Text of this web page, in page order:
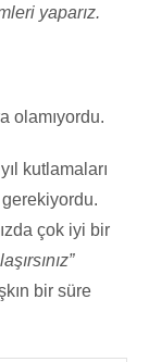
yaparız.
olamıyordu.
kutlamaları
çok iyi bir
bir süre